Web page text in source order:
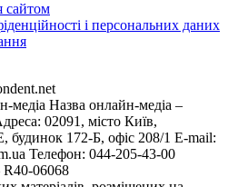
сайтом
і персональних даних
медіа Назва онлайн-медіа –
02091, місто Київ,
172-Б, офіс 208/1 E-mail:
Телефон: 044-205-43-00
R40-06068